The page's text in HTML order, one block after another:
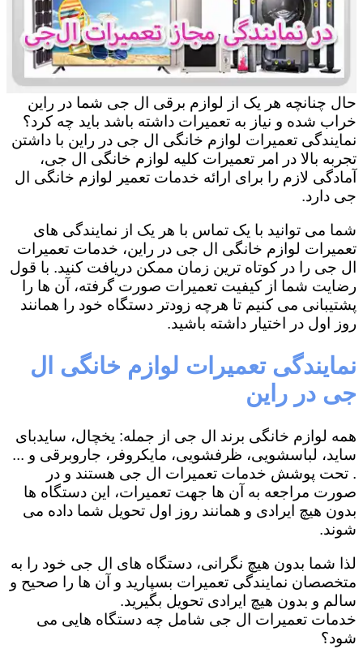
حال چنانچه هر یک از لوازم برقی ال جی شما در راین
خراب شده و نیاز به تعمیرات داشته باشد باید چه کرد؟
نمایندگی تعمیرات لوازم خانگی ال جی در راین با داشتن
تجربه بالا در امر تعمیرات کلیه لوازم خانگی ال جی،
آمادگی لازم را برای ارائه خدمات تعمیر لوازم خانگی ال
جی دارد.
شما می توانید با یک تماس با هر یک از نمایندگی های
تعمیرات لوازم خانگی ال جی در راین، خدمات تعمیرات
ال جی را در کوتاه ترین زمان ممکن دریافت کنید. با قول
رضایت شما از کیفیت تعمیرات صورت گرفته، آن ها را
پشتیبانی می کنیم تا هرچه زودتر دستگاه خود را همانند
روز اول در اختیار داشته باشید.
نمایندگی تعمیرات لوازم خانگی ال
جی در راین
همه لوازم خانگی برند ال جی از جمله: یخچال، سایدبای
ساید، لباسشویی، ظرفشویی، مایکروفر، جاروبرقی و ...
. تحت پوشش خدمات تعمیرات ال جی هستند و در
صورت مراجعه به آن ها جهت تعمیرات، این دستگاه ها
بدون هیچ ایرادی و همانند روز اول تحویل شما داده می
شوند.
لذا شما بدون هیچ نگرانی، دستگاه های ال جی خود را به
متخصصان نمایندگی تعمیرات بسپارید و آن ها را صحیح و
سالم و بدون هیچ ایرادی تحویل بگیرید.
خدمات تعمیرات ال جی شامل چه دستگاه هایی می
شود؟